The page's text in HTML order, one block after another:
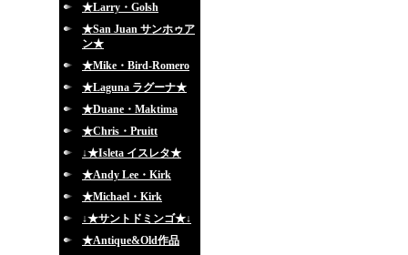
★Larry・Golsh
★San Juan サンホゥア
ン★
★Mike・Bird-Romero
★Laguna ラグーナ★
★Duane・Maktima
★Chris・Pruitt
↓★Isleta イスレタ★
★Andy Lee・Kirk
★Michael・Kirk
↓★サントドミンゴ★↓
★Antique&Old作品